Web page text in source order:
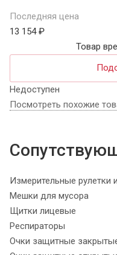
Последняя цена
13 154 ₽
Товар
Недоступен
Посмотреть похожие
Измерительные рулетки
Мешки для мусора
Щитки лицевые
Респираторы
Очки защитные